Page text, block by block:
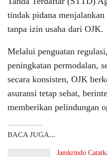
tindak pidana menjalankan
tanpa izin usaha dari OJK.
Melalui penguatan
peningkatan permodalan,
secara konsisten, OJK
asuransi tetap sehat,
memberikan pelindungan
BACA JUGA...
Jamkrindo